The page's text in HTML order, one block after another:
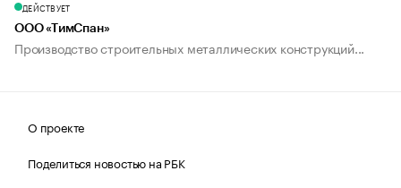
ДЕЙСТВУЕТ
ООО «ТимСпан»
Производство строительных металлических конструкций...
О проекте
Поделиться новостью на РБК